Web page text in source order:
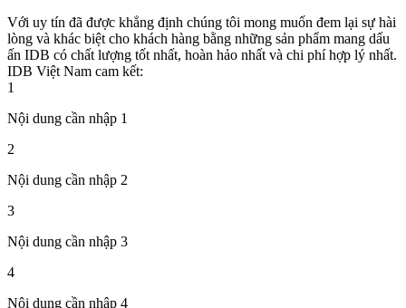
Với uy tín đã được khẳng định chúng tôi mong muốn đem lại sự hài
lòng và khác biệt cho khách hàng bằng những sản phẩm mang dấu
ấn IDB có chất lượng tốt nhất, hoàn hảo nhất và chi phí hợp lý nhất.
IDB Việt Nam cam kết:
1
Nội dung cần nhập 1
2
Nội dung cần nhập 2
3
Nội dung cần nhập 3
4
Nội dung cần nhập 4